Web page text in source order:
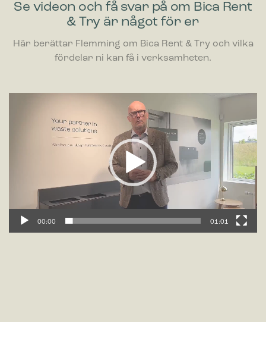
Se videon och få svar på om Bica Rent
& Try är något för er
Här berättar Flemming om Bica Rent & Try och vilka
fördelar ni kan få i verksamheten.
00:00 01:01